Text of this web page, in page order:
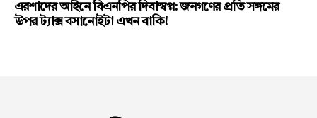
এরশাদের আইনে বিএনপির দিবাস্বপ্ন: জনগণের প্রতি সঙ্গমের
উপর ট্যাক্স বসানোইটা এখন বাকি!